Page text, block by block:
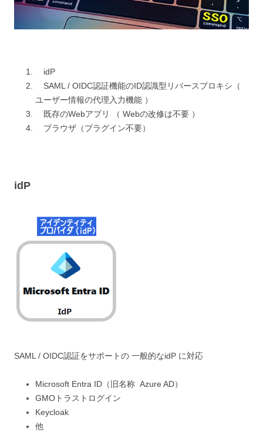
idP
SAML / OIDC認証機能のID認識型リバースプロキシ（
ユーザー情報の代理入力機能 ）
既存のWebアプリ （ Webの改修は不要 ）
ブラウザ（プラグイン不要）
idP
SAML / OIDC認証をサポートの 一般的なidP に対応
Microsoft Entra ID（旧名称 Azure AD）
GMOトラストログイン
Keycloak
他